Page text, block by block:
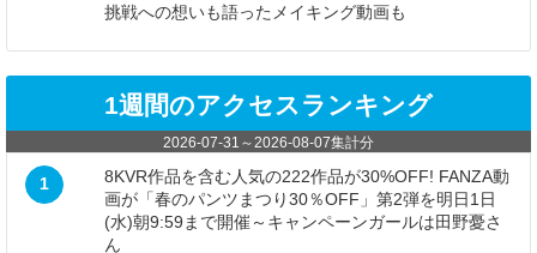
挑戦への想いも語ったメイキング動画も
1週間のアクセスランキング
2026-07-31 ～ 2026-08-07集計分
1
8KVR作品を含む人気の222作品が30%OFF! FANZA動
画が「春のパンツまつり30％OFF」第2弾を明日1日
(水)朝9:59まで開催～キャンペーンガールは田野憂さ
ん